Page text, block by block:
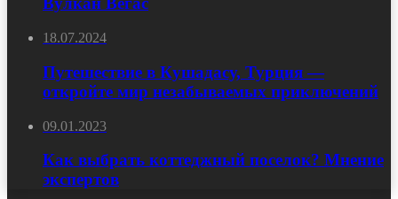
18.07.2024
Путешествие в Кушадасу, Турция —
откройте мир незабываемых приключений
09.01.2023
Как выбрать коттеджный поселок? Мнение
экспертов